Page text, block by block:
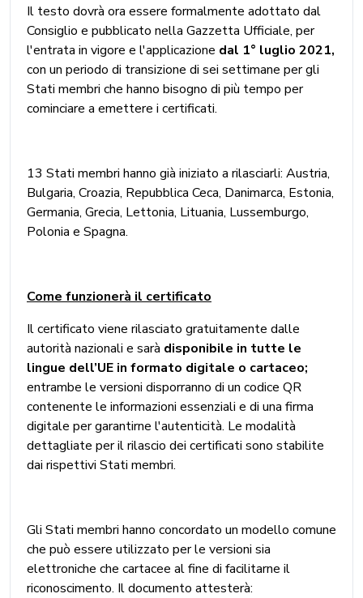
Il testo dovrà ora essere formalmente adottato dal
Consiglio e pubblicato nella Gazzetta Ufficiale, per
l'entrata in vigore e l'applicazione dal 1° luglio 2021,
con un periodo di transizione di sei settimane per gli
Stati membri che hanno bisogno di più tempo per
cominciare a emettere i certificati.
13 Stati membri hanno già iniziato a rilasciarli: Austria,
Bulgaria, Croazia, Repubblica Ceca, Danimarca, Estonia,
Germania, Grecia, Lettonia, Lituania, Lussemburgo,
Polonia e Spagna.
Come funzionerà il certificato
Il certificato viene rilasciato gratuitamente dalle
autorità nazionali e sarà disponibile in tutte le
lingue dell’UE in formato digitale o cartaceo;
entrambe le versioni disporranno di un codice QR
contenente le informazioni essenziali e di una firma
digitale per garantirne l'autenticità. Le modalità
dettagliate per il rilascio dei certificati sono stabilite
dai rispettivi Stati membri.
Gli Stati membri hanno concordato un modello comune
che può essere utilizzato per le versioni sia
elettroniche che cartacee al fine di facilitarne il
riconoscimento. Il documento attesterà: